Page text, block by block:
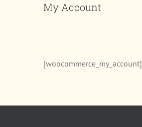
My Account
[woocommerce_my_account]